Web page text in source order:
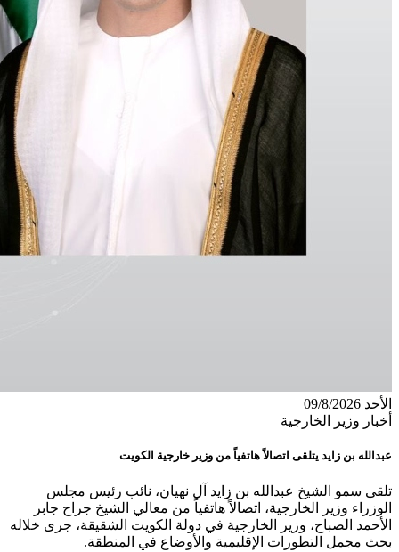
الأحد 09/8/2026
أخبار وزير الخارجية
عبدالله بن زايد يتلقى اتصالاً هاتفياً من وزير خارجية الكويت
تلقى سمو الشيخ عبدالله بن زايد آل نهيان، نائب رئيس مجلس
الوزراء وزير الخارجية، اتصالاً هاتفياً من معالي الشيخ جراح جابر
الأحمد الصباح، وزير الخارجية في دولة الكويت الشقيقة، جرى خلاله
بحث مجمل التطورات الإقليمية والأوضاع في المنطقة.